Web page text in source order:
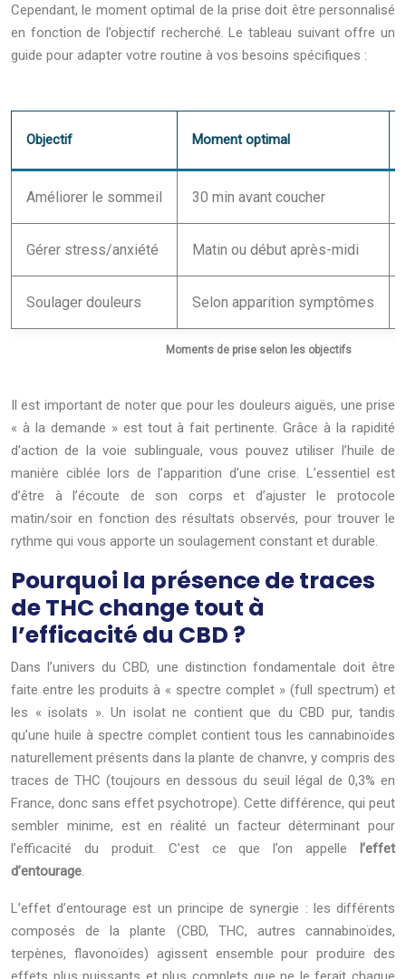
Cependant, le moment optimal de la prise doit être personnalisé
en fonction de l’objectif recherché. Le tableau suivant offre un
guide pour adapter votre routine à vos besoins spécifiques :
Moments de prise selon les objectifs
Objectif Moment optimal
Améliorer le sommeil 30 min avant coucher
Gérer stress/anxiété Matin ou début après-midi
Soulager douleurs Selon apparition symptômes
Il est important de noter que pour les douleurs aiguës, une prise
« à la demande » est tout à fait pertinente. Grâce à la rapidité
d’action de la voie sublinguale, vous pouvez utiliser l’huile de
manière ciblée lors de l’apparition d’une crise. L’essentiel est
d’être à l’écoute de son corps et d’ajuster le protocole
matin/soir en fonction des résultats observés, pour trouver le
rythme qui vous apporte un soulagement constant et durable.
Pourquoi la présence de traces
de THC change tout à
l’efficacité du CBD ?
Dans l’univers du CBD, une distinction fondamentale doit être
faite entre les produits à « spectre complet » (full spectrum) et
les « isolats ». Un isolat ne contient que du CBD pur, tandis
qu’une huile à spectre complet contient tous les cannabinoïdes
naturellement présents dans la plante de chanvre, y compris des
traces de THC (toujours en dessous du seuil légal de 0,3% en
France, donc sans effet psychotrope). Cette différence, qui peut
sembler minime, est en réalité un facteur déterminant pour
l’efficacité du produit. C’est ce que l’on appelle l’effet
d’entourage.
L’effet d’entourage est un principe de synergie : les différents
composés de la plante (CBD, THC, autres cannabinoïdes,
terpènes, flavonoïdes) agissent ensemble pour produire des